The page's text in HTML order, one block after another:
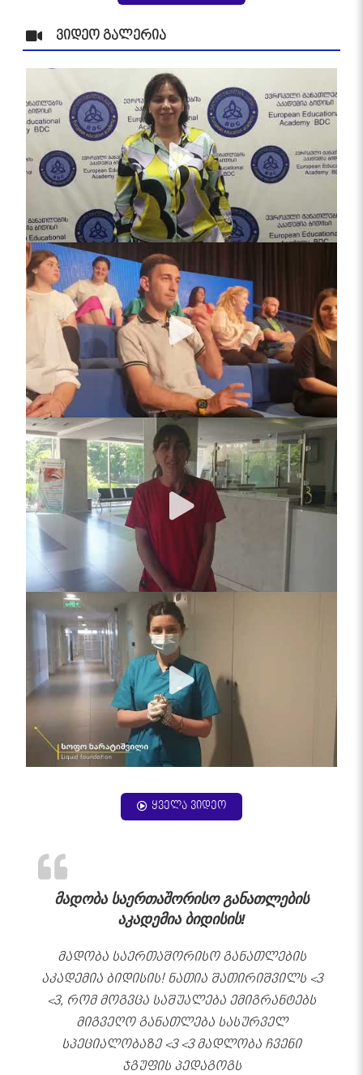
ვიდეო გალერია
ყველა ვიდეო
მადობა საერთაშორისო განათლების
აკადემია ბიდისის!
მადობა საერთაშორისო განათლების
აკადემია ბიდისის! ნათია შათირიშვილს <3
<3, რომ მოგვცა საშუალება ემიგრანტებს
მიგვეღო განათლება სასურველ
სპეციალობაზე <3 <3 მადლობა ჩვენი
ჯგუფის პედაგოგს